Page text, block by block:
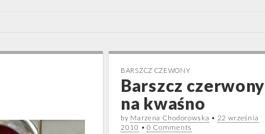
BARSZCZ CZEWONY
Barszcz czerwony
na kwaśno
by Marzena Chodorowska • 22 września
2010 • 0 Comments